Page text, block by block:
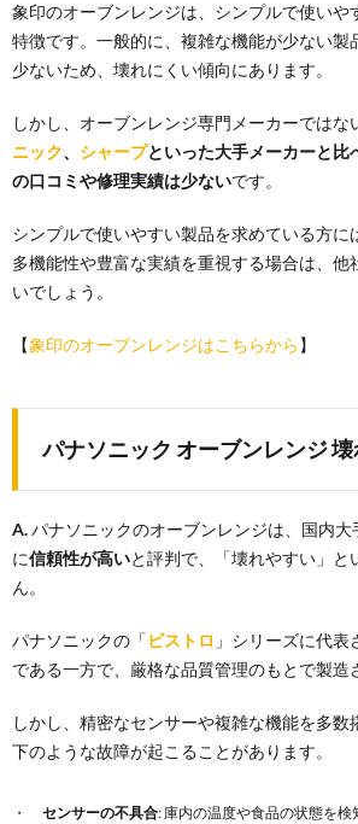
象印のオーブンレンジは、シンプルで使いや
特徴です。一般的に、複雑な機能が少ない製
少ないため、壊れにくい傾向にあります。
しかし、オーブンレンジ専門メーカーではな
ニック、 シャープといった大手メーカーと比
の口コミや修理実績は少ないです。
シンプルで使いやすい製品を求めている方に
多機能性や豊富な実績を重視する場合は、他
いでしょう。
【象印のオーブンレンジはこちらから 】
パナソニック オーブンレンジ 壊
A.パナソニックのオーブンレンジは、国内
に信頼性が高いと評判で、「壊れやすい」と
ん。
パナソニックの「ビストロ 」シリーズに代
である一方で、厳格な品質管理のもとで製造
しかし、精密なセンサーや複雑な機能を多数
下のような故障が起こることがあります。
センサーの不具合: 庫内の温度や食品の状態を